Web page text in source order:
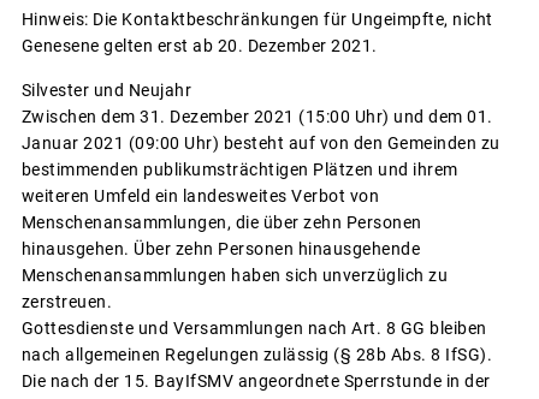
Hinweis: Die Kontaktbeschränkungen für Ungeimpfte, nicht
Genesene gelten erst ab 20. Dezember 2021.
Silvester und Neujahr
Zwischen dem 31. Dezember 2021 (15:00 Uhr) und dem 01.
Januar 2021 (09:00 Uhr) besteht auf von den Gemeinden zu
bestimmenden publikumsträchtigen Plätzen und ihrem
weiteren Umfeld ein landesweites Verbot von
Menschenansammlungen, die über zehn Personen
hinausgehen. Über zehn Personen hinausgehende
Menschenansammlungen haben sich unverzüglich zu
zerstreuen.
Gottesdienste und Versammlungen nach Art. 8 GG bleiben
nach allgemeinen Regelungen zulässig (§ 28b Abs. 8 IfSG).
Die nach der 15. BayIfSMV angeordnete Sperrstunde in der